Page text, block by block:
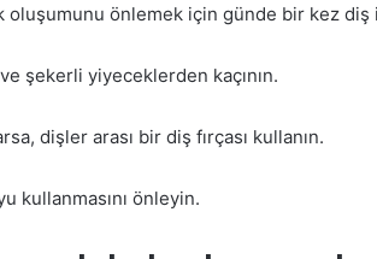
oluşumunu önlemek için günde bir kez diş
şekerli yiyeceklerden kaçının.
dişler arası bir diş fırçası kullanın.
kullanmasını önleyin.